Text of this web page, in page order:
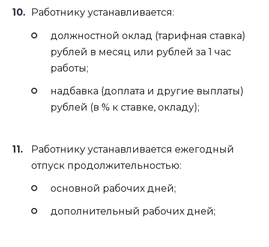
Работнику устанавливается:
должностной оклад (тарифная ставка)
рублей в месяц или рублей за 1 час
работы;
надбавка (доплата и другие выплаты)
рублей (в % к ставке, окладу);
Работнику устанавливается ежегодный
отпуск продолжительностью:
основной рабочих дней;
дополнительный рабочих дней;